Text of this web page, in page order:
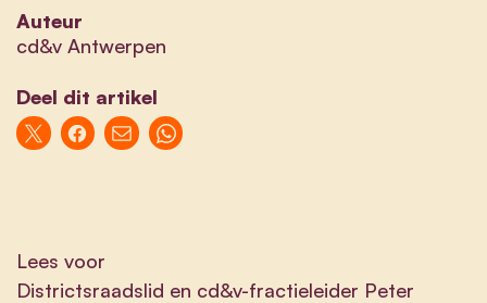
Auteur
cd&v Antwerpen
Deel dit artikel
Lees voor
Districtsraadslid en cd&v-fractieleider Peter